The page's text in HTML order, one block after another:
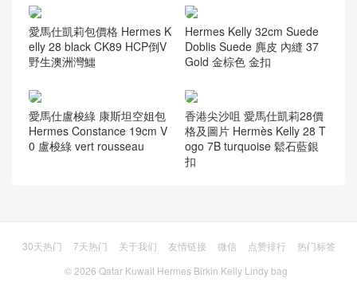
E Elephant Mini Bag 小牛皮
猩紅色
er Shiny alligator crocodile J
5 Rose Sheheraradez
25 Bag 亮面兩點鱷魚皮 CK8
1斑鳩灰/7W伊茲密爾藍
色小牛皮 gabrielle backpack
bag
Hermes Kelly 32cm Suede
愛馬仕盧梭綠 康斯坦空姐包
0 盧梭綠 vert rousseau
香港尖沙咀 愛馬仕凱莉28價
ogo 7B turquoise 鬆石藍銀